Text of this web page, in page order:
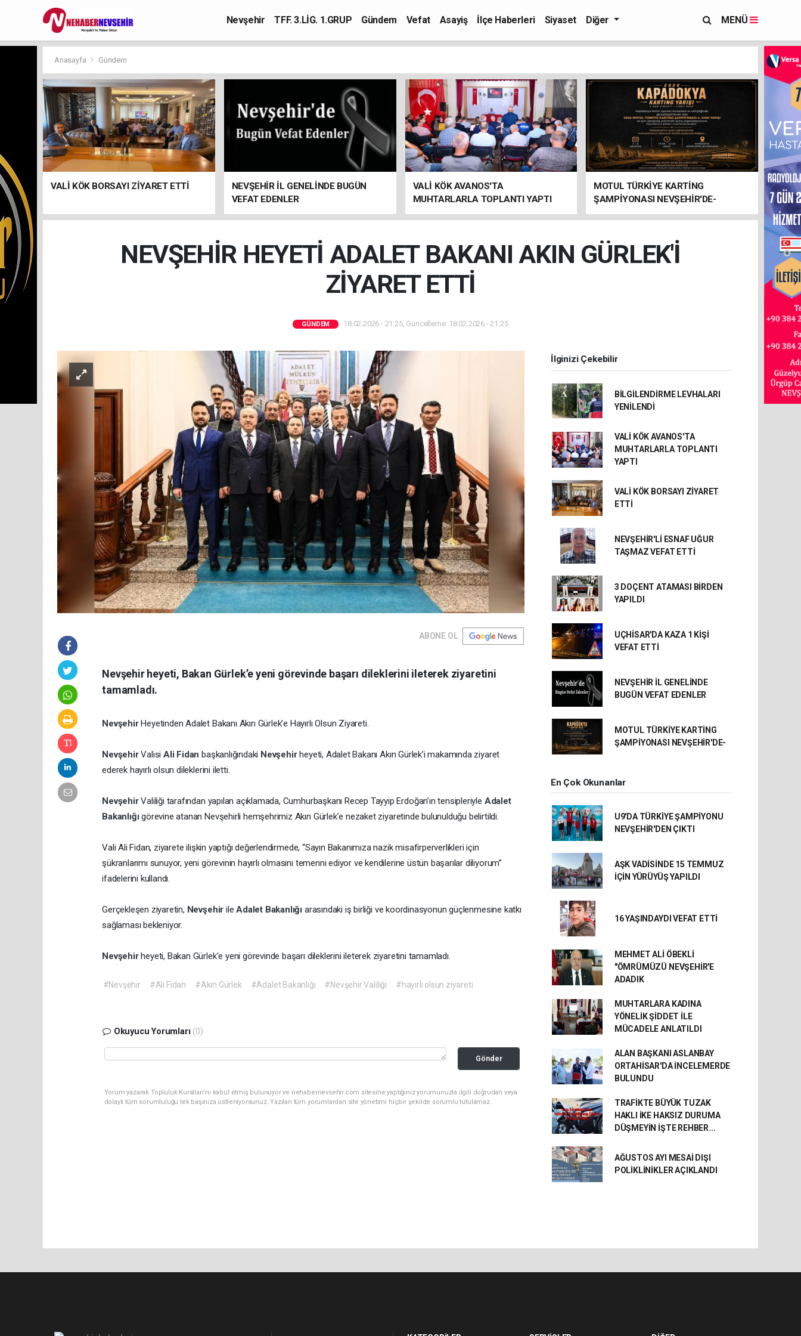
Nevşehir TFF. 3.LİG. 1.GRUP Gündem Vefat Asayiş İlçe Haberleri Siyaset Diğer MENÜ
Anasayfa Gündem
VALİ KÖK BORSAYI ZİYARET ETTİ
NEVŞEHİR İL GENELİNDE BUGÜN
VEFAT EDENLER
VALİ KÖK AVANOS'TA
MUHTARLARLA TOPLANTI YAPTI
MOTUL TÜRKİYE KARTİNG
ŞAMPİYONASI NEVŞEHİR'DE-
NEVŞEHİR HEYETİ ADALET BAKANI AKIN GÜRLEK'İ
ZİYARET ETTİ
GÜNDEM 18.02.2026 - 21:25, Güncelleme: 18.02.2026 - 21:25
ABONE OL
Nevşehir heyeti, Bakan Gürlek’e yeni görevinde başarı dileklerini ileterek ziyaretini
tamamladı.
Nevşehir Heyetinden Adalet Bakanı Akın Gürlek’e Hayırlı Olsun Ziyareti.
NevşehirValisiAli Fidan başkanlığındaki Nevşehir heyeti, Adalet Bakanı Akın Gürlek’i makamında ziyaret
ederek hayırlı olsun dileklerini iletti.
NevşehirValiliği tarafından yapılan açıklamada, Cumhurbaşkanı Recep Tayyip Erdoğan’ın tensipleriyle Adalet
Bakanlığıgörevine atanan Nevşehirli hemşehrimiz Akın Gürlek’e nezaket ziyaretinde bulunulduğu belirtildi.
Vali Ali Fidan, ziyarete ilişkin yaptığı değerlendirmede, “Sayın Bakanımıza nazik misafirperverlikleri için
şükranlarımı sunuyor, yeni görevinin hayırlı olmasını temenni ediyor ve kendilerine üstün başarılar diliyorum”
ifadelerini kullandı.
Gerçekleşen ziyaretin, Nevşehir ileAdalet Bakanlığı arasındaki iş birliği ve koordinasyonun güçlenmesine katkı
sağlaması bekleniyor.
Nevşehir heyeti, Bakan Gürlek’e yeni görevinde başarı dileklerini ileterek ziyaretini tamamladı.
#Nevşehir #Ali Fidan #Akın Gürlek #Adalet Bakanlığı #Nevşehir Valiliği #hayırlı olsun ziyareti
Okuyucu Yorumları (0)
Gönder
Yorum yazarak Topluluk Kuralları’nı kabul etmiş bulunuyor ve nehabernevsehir.com sitesine yaptığınız yorumunuzla ilgili doğrudan veya
dolaylı tüm sorumluluğu tek başınıza üstleniyorsunuz. Yazılan tüm yorumlardan site yönetimi hiçbir şekilde sorumlu tutulamaz.
İlginizi Çekebilir
BİLGİLENDİRME LEVHALARI
YENİLENDİ
VALİ KÖK AVANOS'TA
MUHTARLARLA TOPLANTI
YAPTI
VALİ KÖK BORSAYI ZİYARET
ETTİ
NEVŞEHİR'Lİ ESNAF UĞUR
TAŞMAZ VEFAT ETTİ
3 DOÇENT ATAMASI BİRDEN
YAPILDI
UÇHİSAR'DA KAZA 1 KİŞİ
VEFAT ETTİ
NEVŞEHİR İL GENELİNDE
BUGÜN VEFAT EDENLER
MOTUL TÜRKİYE KARTİNG
ŞAMPİYONASI NEVŞEHİR'DE-
En Çok Okunanlar
U9'DA TÜRKİYE ŞAMPİYONU
NEVŞEHİR'DEN ÇIKTI
AŞK VADİSİNDE 15 TEMMUZ
İÇİN YÜRÜYÜŞ YAPILDI
16 YAŞINDAYDI VEFAT ETTİ
MEHMET ALİ ÖBEKLİ
"ÖMRÜMÜZÜ NEVŞEHİR'E
ADADIK
MUHTARLARA KADINA
YÖNELİK ŞİDDET İLE
MÜCADELE ANLATILDI
ALAN BAŞKANI ASLANBAY
ORTAHİSAR'DA İNCELEMERDE
BULUNDU
TRAFİKTE BÜYÜK TUZAK
HAKLI İKE HAKSIZ DURUMA
DÜŞMEYİN İŞTE REHBER...
AĞUSTOS AYI MESAİ DIŞI
POLİKLİNİKLER AÇIKLANDI